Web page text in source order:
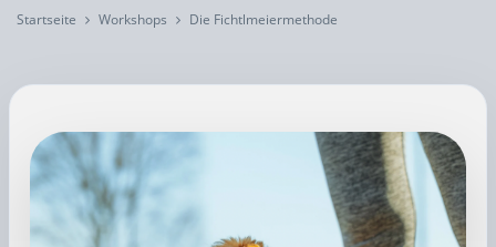
Startseite Workshops Die Fichtlmeiermethode